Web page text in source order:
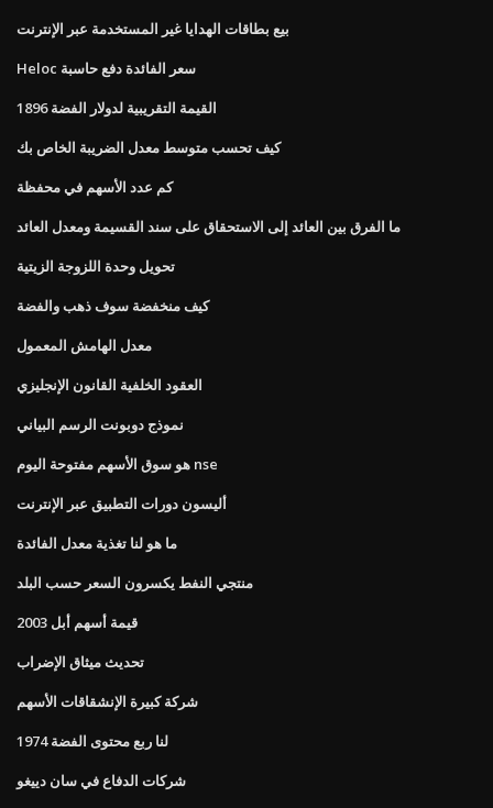
بيع بطاقات الهدايا غير المستخدمة عبر الإنترنت
Heloc سعر الفائدة دفع حاسبة
القيمة التقريبية لدولار الفضة 1896
كيف تحسب متوسط ​​معدل الضريبة الخاص بك
كم عدد الأسهم في محفظة
ما الفرق بين العائد إلى الاستحقاق على سند القسيمة ومعدل العائد
تحويل وحدة اللزوجة الزيتية
كيف منخفضة سوف ذهب والفضة
معدل الهامش المعمول
العقود الخلفية القانون الإنجليزي
نموذج دوبونت الرسم البياني
هو سوق الأسهم مفتوحة اليوم nse
أليسون دورات التطبيق عبر الإنترنت
ما هو لنا تغذية معدل الفائدة
منتجي النفط يكسرون السعر حسب البلد
قيمة أسهم أبل 2003
تحديث ميثاق الإضراب
شركة كبيرة الإنشقاقات الأسهم
1974 لنا ربع محتوى الفضة
شركات الدفاع في سان دييغو